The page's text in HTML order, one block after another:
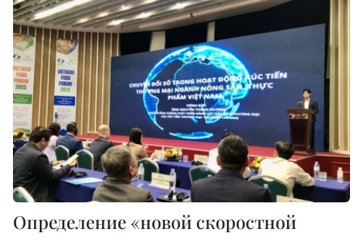
Определение «новой скоростной